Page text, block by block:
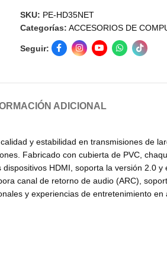
SKU: PE-HD35NET
Categorías: ACCESORIOS DE
Seguir:
ADICIONAL
y estabilidad en transmisiones de
Fabricado con cubierta de PVC,
HDMI, soporta la versión 2.0
canal de retorno de audio (ARC),
y experiencias de entretenimiento en